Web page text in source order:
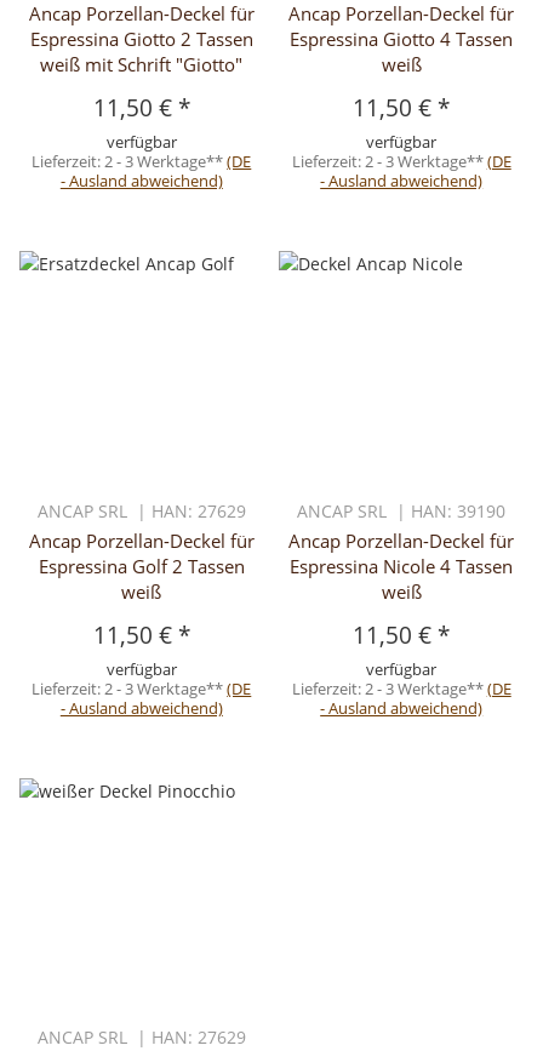
Ancap Porzellan-Deckel für
Espressina Giotto 2 Tassen
weiß mit Schrift "Giotto"
11,50 € *
verfügbar
Lieferzeit:2 - 3 Werktage**(DE
- Ausland abweichend)
Ancap Porzellan-Deckel für
Espressina Giotto 4 Tassen
weiß
11,50 € *
verfügbar
Lieferzeit:2 - 3 Werktage**(DE
- Ausland abweichend)
ANCAP SRL | HAN: 27629
Ancap Porzellan-Deckel für
Espressina Golf 2 Tassen
weiß
11,50 € *
verfügbar
Lieferzeit:2 - 3 Werktage**(DE
- Ausland abweichend)
ANCAP SRL | HAN: 39190
Ancap Porzellan-Deckel für
Espressina Nicole 4 Tassen
weiß
11,50 € *
verfügbar
Lieferzeit:2 - 3 Werktage**(DE
- Ausland abweichend)
ANCAP SRL | HAN: 27629